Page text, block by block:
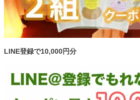
LINE登録で10,000円分